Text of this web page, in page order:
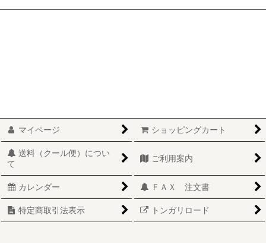
マイページ ショッピングカート
送料（クール便）につい
て
ご利用案内
カレンダー ＦＡＸ 注文書
特定商取引法表示 トンガリロード